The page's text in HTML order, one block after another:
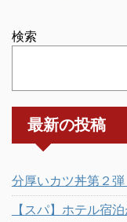
検索
最新の投稿
分厚いカツ丼第２
【スパ】ホテル宿